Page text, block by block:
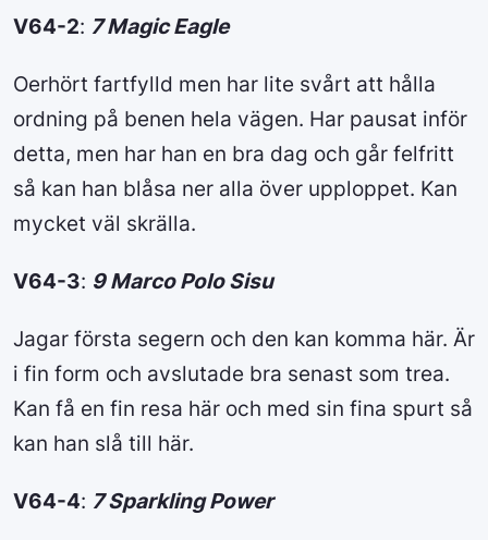
V64-2: 7 Magic Eagle
Oerhört fartfylld men har lite svårt att hålla
ordning på benen hela vägen. Har pausat inför
detta, men har han en bra dag och går felfritt
så kan han blåsa ner alla över upploppet. Kan
mycket väl skrälla.
V64-3: 9 Marco Polo Sisu
Jagar första segern och den kan komma här. Är
i fin form och avslutade bra senast som trea.
Kan få en fin resa här och med sin fina spurt så
kan han slå till här.
V64-4: 7 Sparkling Power